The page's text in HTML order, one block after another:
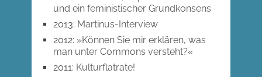
und ein feministischer Grundkonsens
2013: Martinus-Interview
2012: »Können Sie mir erklären, was
man unter Commons versteht?«
2011: Kulturflatrate!